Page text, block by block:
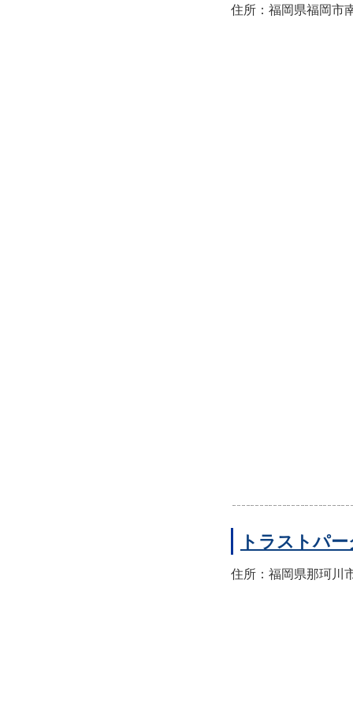
住所：福岡県福岡市
トラストパ
住所：福岡県那珂川